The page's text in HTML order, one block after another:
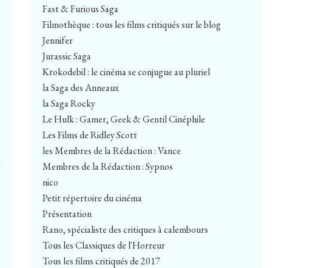
Fast & Furious Saga
Filmothèque : tous les films critiqués sur le blog
Jennifer
Jurassic Saga
Krokodebil : le cinéma se conjugue au pluriel
la Saga des Anneaux
la Saga Rocky
Le Hulk : Gamer, Geek & Gentil Cinéphile
Les Films de Ridley Scott
les Membres de la Rédaction : Vance
Membres de la Rédaction : Sypnos
nico
Petit répertoire du cinéma
Présentation
Rano, spécialiste des critiques à calembours
Tous les Classiques de l'Horreur
Tous les films critiqués de 2017